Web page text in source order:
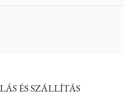
ÉS SZÁLLÍTÁS